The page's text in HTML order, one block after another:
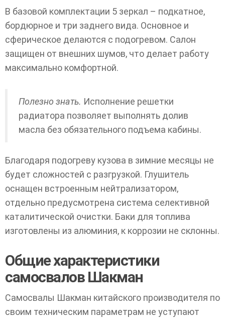
В базовой комплектации 5 зеркал – подкатное,
бордюрное и три заднего вида. Основное и
сферическое делаются с подогревом. Салон
защищен от внешних шумов, что делает работу
максимально комфортной.
Полезно знать. Исполнение решетки
радиатора позволяет выполнять долив
масла без обязательного подъема кабины.
Благодаря подогреву кузова в зимние месяцы не
будет сложностей с разгрузкой. Глушитель
оснащен встроенным нейтрализатором,
отдельно предусмотрена система селективной
каталитической очистки. Баки для топлива
изготовлены из алюминия, к коррозии не склонны.
Общие характеристики
самосвалов Шакман
Самосвалы Шакман китайского производителя по
своим техническим параметрам не уступают